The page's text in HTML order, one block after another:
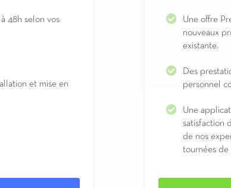
48h selon vos
et mise en
Une offre
nouveaux
existante.
Des
personnel
Une
satisfaction
de nos
tournées de